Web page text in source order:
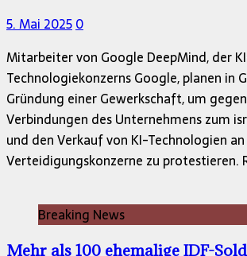
5. Mai 20250
Mitarbeiter von Google DeepMind, der
Technologiekonzerns Google, planen in
Gründung einer Gewerkschaft, um
Verbindungen des Unternehmens zum
und den Verkauf von KI-Technologien an
Verteidigungskonzerne zu protestieren.
Breaking News
Mehr als 100 ehemalige IDF-